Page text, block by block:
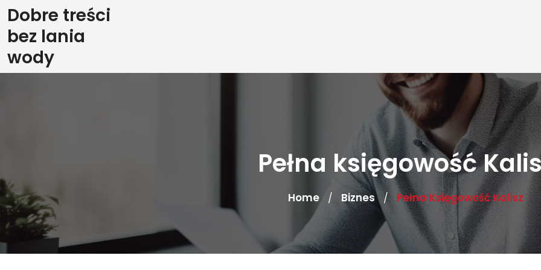
Skip
to
content
Dobre treści
bez lania
wody
Pełna księgowość
Home / Biznes / Pełna Księgowość Kalisz